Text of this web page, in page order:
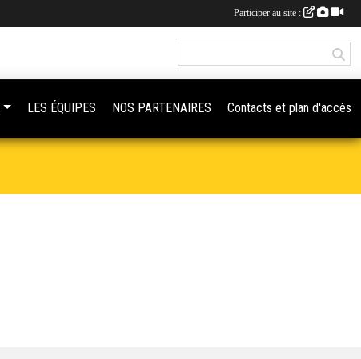
LES ÉQUIPES NOS PARTENAIRES Contacts et plan d'accès
Participer au site :